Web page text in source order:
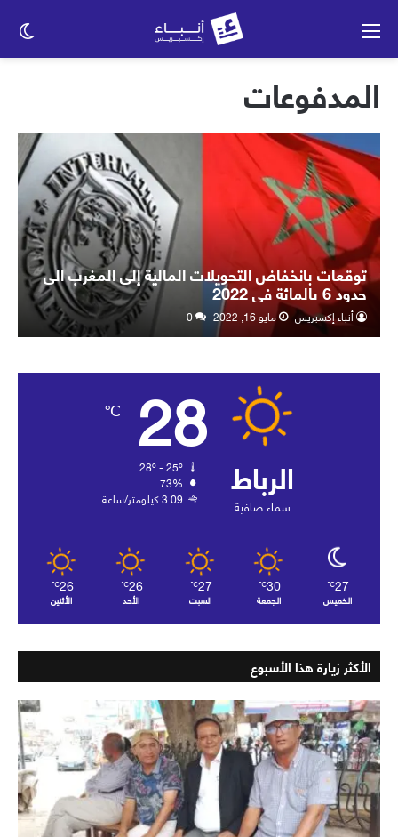
المدفوعات
توقعات بانخفاض التحويلات المالية إلى المغرب الى
حدود 6 بالمائة في 2022
أنباء إكسبريس مايو 16, 2022 0
الرباط
سماء صافية
28
℃
73%
3.09 كيلومتر/ساعة
27
℃
الخميس
30
℃
الجمعة
27
℃
السبت
26
℃
الأحد
26
℃
الأثنين
الأكثر زيارة هذا الأسبوع